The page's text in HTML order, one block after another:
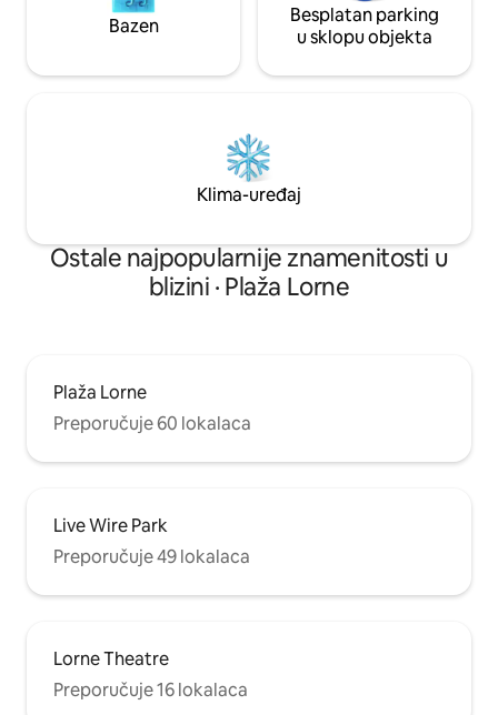
Bazen
Besplatan parking
u sklopu objekta
Klima-uređaj
Ostale najpopularnije znamenitosti u
blizini · Plaža Lorne
Plaža Lorne
Preporučuje 60 lokalaca
Live Wire Park
Preporučuje 49 lokalaca
Lorne Theatre
Preporučuje 16 lokalaca